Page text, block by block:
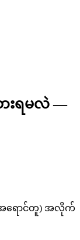
ားရမလဲ —
ရောင်တူ) အလိုက်